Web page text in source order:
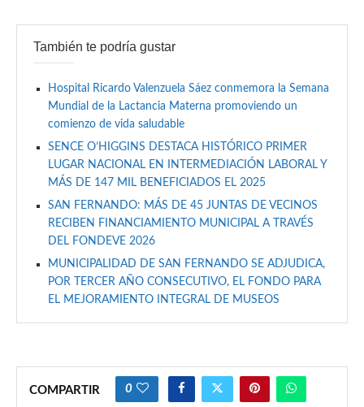
También te podría gustar
Hospital Ricardo Valenzuela Sáez conmemora la Semana
Mundial de la Lactancia Materna promoviendo un
comienzo de vida saludable
SENCE O’HIGGINS DESTACA HISTÓRICO PRIMER
LUGAR NACIONAL EN INTERMEDIACIÓN LABORAL Y
MÁS DE 147 MIL BENEFICIADOS EL 2025
SAN FERNANDO: MÁS DE 45 JUNTAS DE VECINOS
RECIBEN FINANCIAMIENTO MUNICIPAL A TRAVÉS
DEL FONDEVE 2026
MUNICIPALIDAD DE SAN FERNANDO SE ADJUDICA,
POR TERCER AÑO CONSECUTIVO, EL FONDO PARA
EL MEJORAMIENTO INTEGRAL DE MUSEOS
COMPARTIR 0